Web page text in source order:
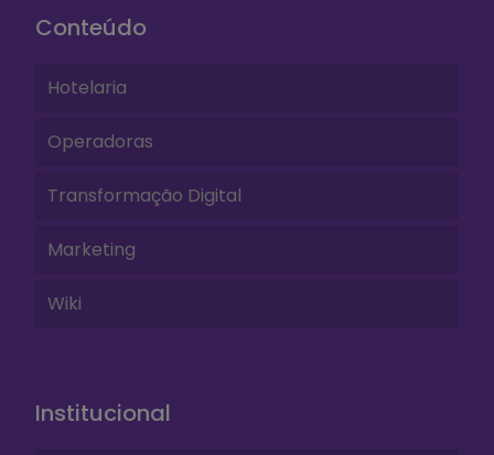
Conteúdo
Hotelaria
Operadoras
Transformação Digital
Marketing
Wiki
Institucional